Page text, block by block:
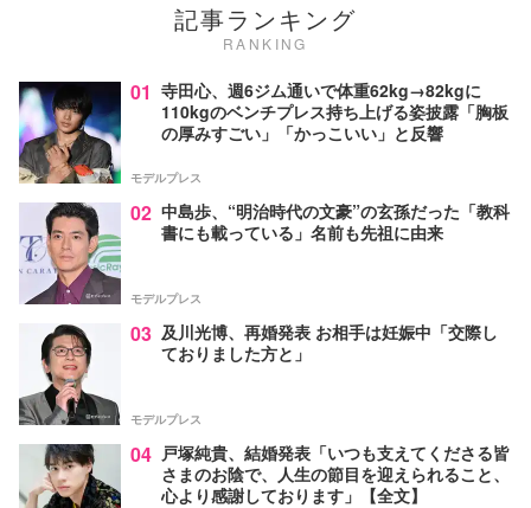
記事ランキング
RANKING
01 寺田心、週6ジム通いで体重62kg→82kgに
110kgのベンチプレス持ち上げる姿披露「胸板
の厚みすごい」「かっこいい」と反響
モデルプレス
02 中島歩、“明治時代の文豪”の玄孫だった「教科
書にも載っている」名前も先祖に由来
モデルプレス
03 及川光博、再婚発表 お相手は妊娠中「交際し
ておりました方と」
モデルプレス
04 戸塚純貴、結婚発表「いつも支えてくださる皆
さまのお陰で、人生の節目を迎えられること、
心より感謝しております」【全文】